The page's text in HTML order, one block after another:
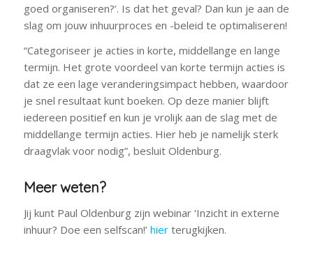
goed organiseren?’. Is dat het geval? Dan kun je aan de
slag om jouw inhuurproces en -beleid te optimaliseren!
“Categoriseer je acties in korte, middellange en lange
termijn. Het grote voordeel van korte termijn acties is
dat ze een lage veranderingsimpact hebben, waardoor
je snel resultaat kunt boeken. Op deze manier blijft
iedereen positief en kun je vrolijk aan de slag met de
middellange termijn acties. Hier heb je namelijk sterk
draagvlak voor nodig”, besluit Oldenburg.
Meer weten?
Jij kunt Paul Oldenburg zijn webinar ‘Inzicht in externe
inhuur? Doe een selfscan!’ hierterugkijken.